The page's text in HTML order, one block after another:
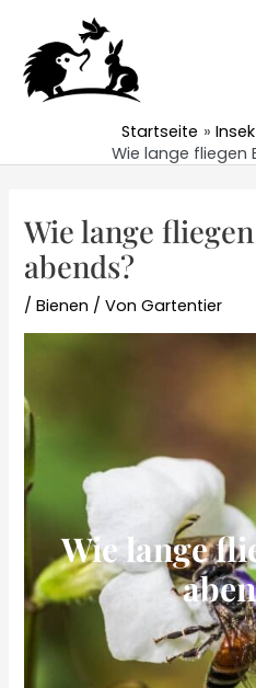
springen
Startseite
Wie lange fliegen
Wie lange
abends?
/Bienen / VonGartentier
Wie lange